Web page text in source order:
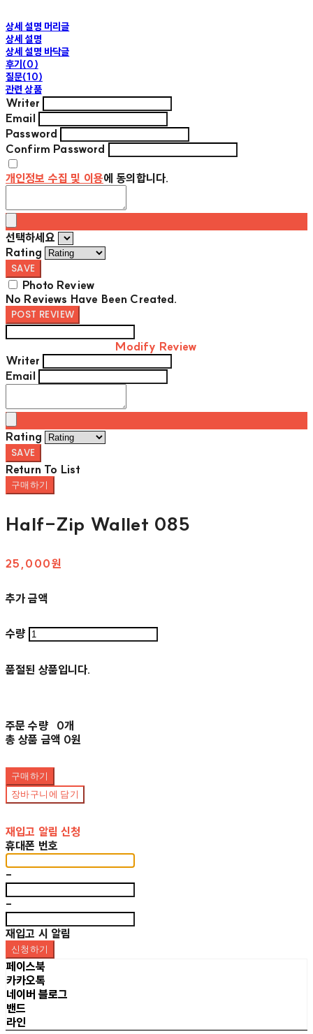
상세 설명 머리글
상세 설명
상세 설명 바닥글
후기(0)
질문(10)
관련 상품
Writer
Email
Password
Confirm Password
개인정보 수집 및 이용에 동의합니다.
선택하세요
Rating
SAVE
Photo Review
No Reviews Have Been Created.
POST REVIEW
Modify Review
Writer
Email
Rating
SAVE
Return To List
구매하기
Half-Zip Wallet 085
25,000원
추가 금액
수량
품절된 상품입니다.
주문 수량
0개
총 상품 금액 0원
구매하기
장바구니에 담기
재입고 알림 신청
휴대폰 번호
-
-
재입고 시 알림
신청하기
페이스북
카카오톡
네이버 블로그
밴드
라인